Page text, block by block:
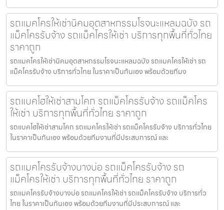
รถแมคโครให้เช่านิคมอุตสาหกรรมโรจนะแหลมฉบัง รถ
แม็คโครรับจ้าง รถแม็คโครให้เช่า บริการทุกพื้นที่ทั่วไทย
ราคาถูก
รถแมคโครให้เช่านิคมอุตสาหกรรมโรจนะแหลมฉบัง รถแมคโครให้เช่า รถ
แม็คโครรับจ้าง บริการทั่วไทย ในราคาเป็นกันเอง พร้อมด้วยทีมง
รถแบคโฮให้เช่าสามโคก รถแม็คโครรับจ้าง รถแม็คโคร
ให้เช่า บริการทุกพื้นที่ทั่วไทย ราคาถูก
รถแบคโฮให้เช่าสามโคก รถแมคโครให้เช่า รถแม็คโครรับจ้าง บริการทั่วไทย
ในราคาเป็นกันเอง พร้อมด้วยทีมงานที่มีประสบการณ์ และ
รถแมคโครรับจ้างบางบ่อ รถแม็คโครรับจ้าง รถ
แม็คโครให้เช่า บริการทุกพื้นที่ทั่วไทย ราคาถูก
รถแมคโครรับจ้างบางบ่อ รถแมคโครให้เช่า รถแม็คโครรับจ้าง บริการทั่ว
ไทย ในราคาเป็นกันเอง พร้อมด้วยทีมงานที่มีประสบการณ์ และ